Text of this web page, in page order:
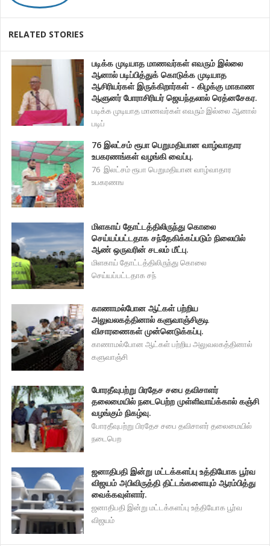
RELATED STORIES
படிக்க முடியாத மாணவர்கள் எவரும் இல்லை
ஆனால் படிப்பித்துக் கொடுக்க முடியாத
ஆசிரியர்கள் இருக்கிறார்கள் - கிழக்கு மாகாண
ஆளுனர் போராசிரியர் ஜெயந்தலால் ரெத்னசேகர.
படிக்க முடியாத மாணவர்கள் எவரும் இல்லை ஆனால்
படிப்
76 இலட்சம் ரூபா பெறுமதியான வாழ்வாதார
உபகரணங்கள் வழங்கி வைப்பு.
76 இலட்சம் ரூபா பெறுமதியான வாழ்வாதார
உபகரணங
மிளகாய் தோட்டத்திலிருந்து கொலை
செய்யப்பட்டதாக சந்தேகிக்கப்படும் நிலையில்
ஆண் ஒருவரின் சடலம் மீட்பு.
மிளகாய் தோட்டத்திலிருந்து கொலை
செய்யப்பட்டதாக சந்
காணாமல்போன ஆட்கள் பற்றிய
அலுவலகத்தினால் களுவாஞ்சிகுடி
விசாரணைகள் முன்னெடுக்கப்பு.
காணாமல்போன ஆட்கள் பற்றிய அலுவலகத்தினால்
களுவாஞ்சி
போரதீவுபற்று பிரதேச சபை தவிசாளர்
தலைமையில் நடைபெற்ற முள்ளிவாய்க்கால் கஞ்சி
வழங்கும் நிகழ்வு.
போரதீவுபற்று பிரதேச சபை தவிசாளர் தலைமையில்
நடைபெற
ஜனாதிபதி இன்று மட்டக்களப்பு உத்தியோக பூர்வ
விஜயம் அபிவிருத்தி திட்டங்களையும் ஆரம்பித்து
வைக்கவுள்ளார்.
ஜனாதிபதி இன்று மட்டக்களப்பு உத்தியோக பூர்வ
விஜயம்